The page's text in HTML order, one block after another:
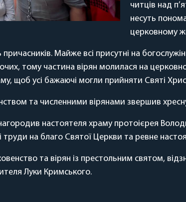
читців над
несуть
церковному
Майже всі присутні на
тому частина вірян молилася на
щоб усі бажаючі могли прийняти Святі
та численними вірянами звершив
настоятеля храму протоієрея
на благо Святої Церкви та ревне
та вірян із престольним святом,
Луки Кримського.